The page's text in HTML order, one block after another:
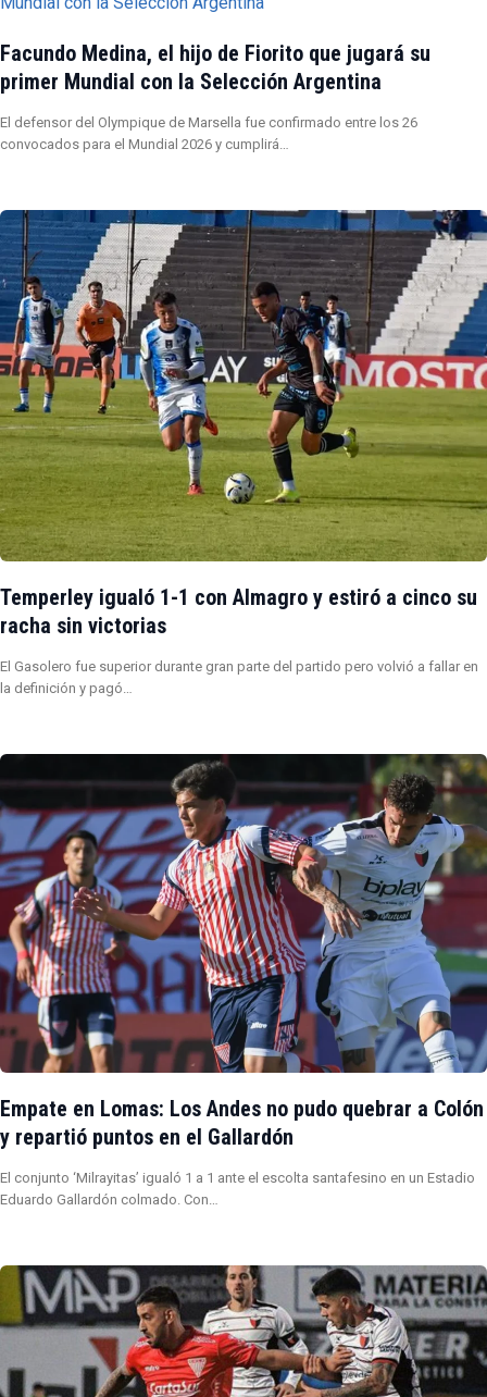
Facundo Medina, el hijo de Fiorito que jugará su
primer Mundial con la Selección Argentina
El defensor del Olympique de Marsella fue confirmado entre los 26
convocados para el Mundial 2026 y cumplirá…
Temperley igualó 1-1 con Almagro y estiró a cinco su
racha sin victorias
El Gasolero fue superior durante gran parte del partido pero volvió a fallar en
la definición y pagó…
Empate en Lomas: Los Andes no pudo quebrar a Colón
y repartió puntos en el Gallardón
El conjunto ‘Milrayitas’ igualó 1 a 1 ante el escolta santafesino en un Estadio
Eduardo Gallardón colmado. Con…